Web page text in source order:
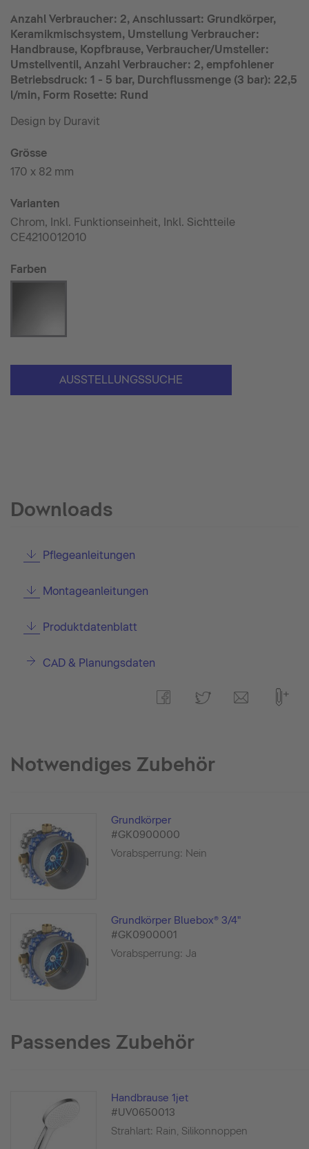
Anzahl Verbraucher: 2, Anschlussart: Grundkörper,
Keramikmischsystem, Umstellung Verbraucher:
Handbrause, Kopfbrause, Verbraucher/Umsteller:
Umstellventil, Anzahl Verbraucher: 2, empfohlener
Betriebsdruck: 1 - 5 bar, Durchflussmenge (3 bar): 22,5
l/min, Form Rosette: Rund
Design by Duravit
Grösse
170 x 82 mm
Varianten
Chrom, Inkl. Funktionseinheit, Inkl. Sichtteile
CE4210012010
Farben
AUSSTELLUNGSSUCHE
Downloads
Pflegeanleitungen
Montageanleitungen
Produktdatenblatt
CAD & Planungsdaten
Notwendiges Zubehör
Grundkörper
#GK0900000
Vorabsperrung: Nein
Grundkörper Bluebox® 3/4"
#GK0900001
Vorabsperrung: Ja
Passendes Zubehör
Handbrause 1jet
#UV0650013
Strahlart: Rain, Silikonnoppen